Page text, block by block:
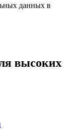
данных в
высоких